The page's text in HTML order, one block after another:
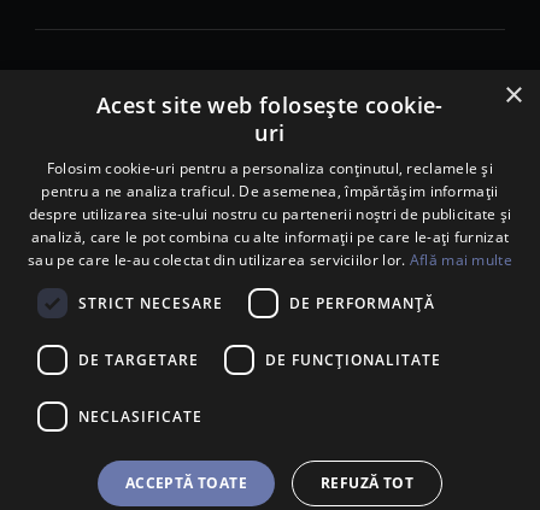
© 2026. Porsche Inter Auto Romania. Toate drepturile rezervate.
Porsche Inter Auto Romania SRL
RO22188461 J2007002067233
B-dul Pipera, nr. 2, Sala 1, Etaj 2, Voluntari, jud.Ilfov - sediu
social
B-dul Pipera, nr. 1/X, Centrul Porsche București – PCB,
Voluntari, jud. Ilfov – punct de lucru
Calea Lugojului, nr. 136, loc. Ghiroda, jud. Timiș – punct de
×
Acest site web folosește cookie-
uri
Folosim cookie-uri pentru a personaliza conținutul, reclamele și
pentru a ne analiza traficul. De asemenea, împărtășim informații
despre utilizarea site-ului nostru cu partenerii noștri de publicitate și
analiză, care le pot combina cu alte informații pe care le-ați furnizat
sau pe care le-au colectat din utilizarea serviciilor lor. Află mai multe
STRICT NECESARE DE PERFORMANȚĂ
DE TARGETARE DE FUNCŢIONALITATE
NECLASIFICATE
ACCEPTĂ TOATE REFUZĂ TOT